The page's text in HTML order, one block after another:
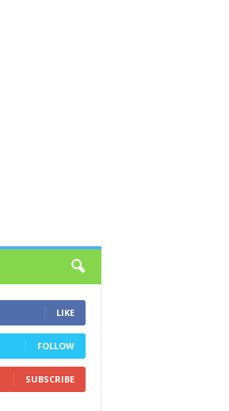
LIKE
FOLLOW
SUBSCRIBE